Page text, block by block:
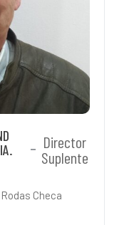
Director
Suplente
Checa